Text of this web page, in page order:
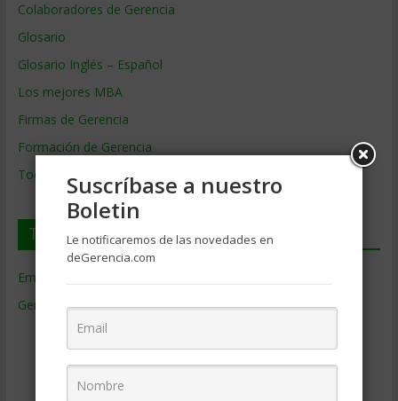
Colaboradores de Gerencia
Glosario
Glosario Inglés – Español
Los mejores MBA
Firmas de Gerencia
Formación de Gerencia
Todos los Temas
Temas de Gerencia
Empresas de Gerencia
Gerencia(9.477)
Ciencias Económicas
Educacion Gerencial
Suscríbase a nuestro
Boletin
Le notificaremos de las novedades en
deGerencia.com